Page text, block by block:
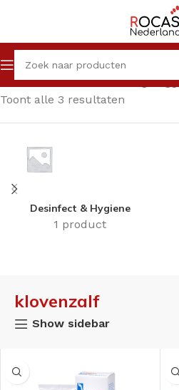
Home Winkel Producten
Toont alle 3 resultaten
Desinfect & Hygiene
1 product
klovenzalf
Show sidebar